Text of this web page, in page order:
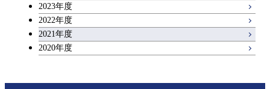
2023年度
2022年度
2021年度
2020年度